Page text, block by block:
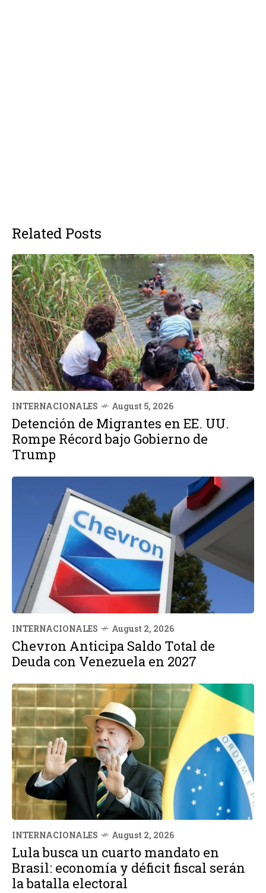
Related Posts
INTERNACIONALES August 5, 2026
Detención de Migrantes en EE. UU.
Rompe Récord bajo Gobierno de
Trump
INTERNACIONALES August 2, 2026
Chevron Anticipa Saldo Total de
Deuda con Venezuela en 2027
INTERNACIONALES August 2, 2026
Lula busca un cuarto mandato en
Brasil: economía y déficit fiscal serán
la batalla electoral